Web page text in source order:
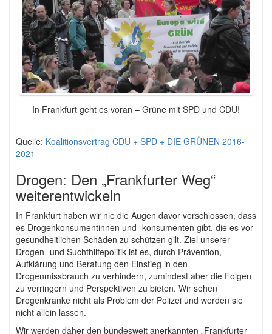
In Frankfurt geht es voran – Grüne mit SPD und CDU!
Quelle: Koalitionsvertrag CDU + SPD + DIE GRÜNEN 2016-
2021
Drogen: Den „Frankfurter Weg“
weiterentwickeln
In Frankfurt haben wir nie die Augen davor verschlossen, dass
es Drogenkonsumentinnen und -konsumenten gibt, die es vor
gesundheitlichen Schäden zu schützen gilt. Ziel unserer
Drogen- und Suchthilfepolitik ist es, durch Prävention,
Aufklärung und Beratung den Einstieg in den
Drogenmissbrauch zu verhindern, zumindest aber die Folgen
zu verringern und Perspektiven zu bieten. Wir sehen
Drogenkranke nicht als Problem der Polizei und werden sie
nicht allein lassen.
Wir werden daher den bundesweit anerkannten „Frankfurter